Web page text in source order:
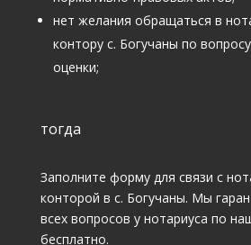
нет желания обращаться в
контору с. Богучаны по
оценки;
тогда
Заполните форму для связи с
конторой в с. Богучаны. Мы
всех вопросов у нотариуса по
бесплатно.